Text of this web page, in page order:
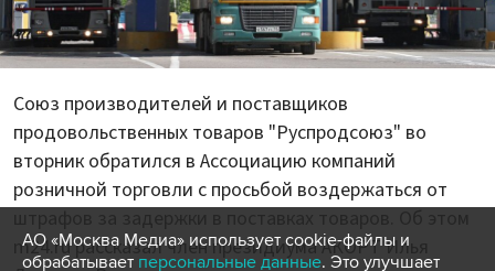
Союз производителей и поставщиков
продовольственных товаров "Руспродсоюз" во
вторник обратился в Ассоциацию компаний
розничной торговли с просьбой воздержаться от
m24.ru рассказал член президиума АКОРТ Илья
АО «Москва Медиа» использует cookie-файлы и
обрабатывает персональные данные. Это улучшает